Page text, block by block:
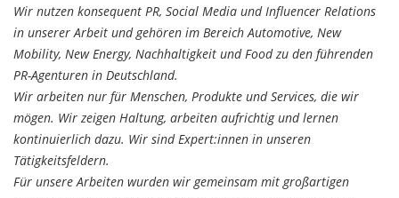
Wir nutzen konsequent PR, Social Media und Influencer Relations
in unserer Arbeit und gehören im Bereich Automotive, New
Mobility, New Energy, Nachhaltigkeit und Food zu den führenden
PR-Agenturen in Deutschland.
Wir arbeiten nur für Menschen, Produkte und Services, die wir
mögen. Wir zeigen Haltung, arbeiten aufrichtig und lernen
kontinuierlich dazu. Wir sind Expert:innen in unseren
Tätigkeitsfeldern.
Für unsere Arbeiten wurden wir gemeinsam mit großartigen